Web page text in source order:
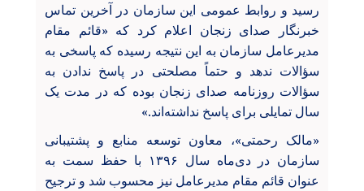
رسید و روابط عمومی این سازمان در آخرین تماس
خبرنگار صدای زنجان اعلام کرد که «قائم مقام
مدیرعامل سازمان به این نتیجه رسیده که پاسخی به
سؤالات ندهد و حتماً مصلحتی در پاسخ ندادن به
سؤالات روزنامه صدای زنجان بوده که در مدت یک
سال تمایلی برای پاسخ نداشته‌اند.»
«مالک رحمتی»، معاون توسعه منابع و پشتیبانی
سازمان در دی‌ماه سال ۱۳۹۶ با حفظ سمت به
عنوان قائم مقام مدیرعامل نیز محسوب شد و ترجیح